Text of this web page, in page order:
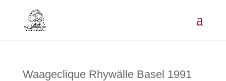
Waageclique Rhywälle Basel 1991